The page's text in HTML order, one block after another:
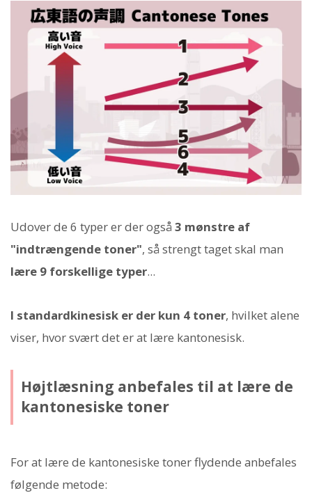
Udover de 6 typer er der også 3 mønstre af
"indtrængende toner", så strengt taget skal man
lære 9 forskellige typer...
I standardkinesisk er der kun 4 toner, hvilket alene
viser, hvor svært det er at lære kantonesisk.
Højtlæsning anbefales til at lære de
kantonesiske toner
For at lære de kantonesiske toner flydende anbefales
følgende metode: